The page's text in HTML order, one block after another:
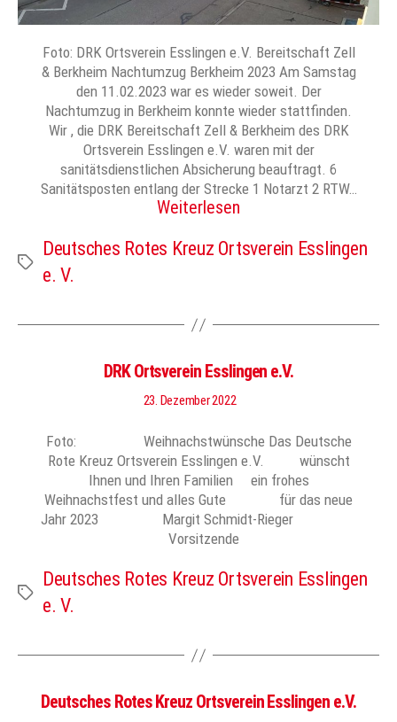
Foto: DRK Ortsverein Esslingen e.V. Bereitschaft Zell
& Berkheim Nachtumzug Berkheim 2023 Am Samstag
den 11.02.2023 war es wieder soweit. Der
Nachtumzug in Berkheim konnte wieder stattfinden.
Wir , die DRK Bereitschaft Zell & Berkheim des DRK
Ortsverein Esslingen e.V. waren mit der
sanitätsdienstlichen Absicherung beauftragt. 6
Sanitätsposten entlang der Strecke 1 Notarzt 2 RTW…
Weiterlesen
Schlagwörter
Deutsches Rotes Kreuz Ortsverein Esslingen
e. V.
DRK Ortsverein Esslingen e.V.
23. Dezember 2022
Foto: Weihnachstwünsche Das Deutsche
Rote Kreuz Ortsverein Esslingen e.V. wünscht
Ihnen und Ihren Familien ein frohes
Weihnachstfest und alles Gute für das neue
Jahr 2023 Margit Schmidt-Rieger
Vorsitzende
Schlagwörter
Deutsches Rotes Kreuz Ortsverein Esslingen
e. V.
Deutsches Rotes Kreuz Ortsverein Esslingen e.V.